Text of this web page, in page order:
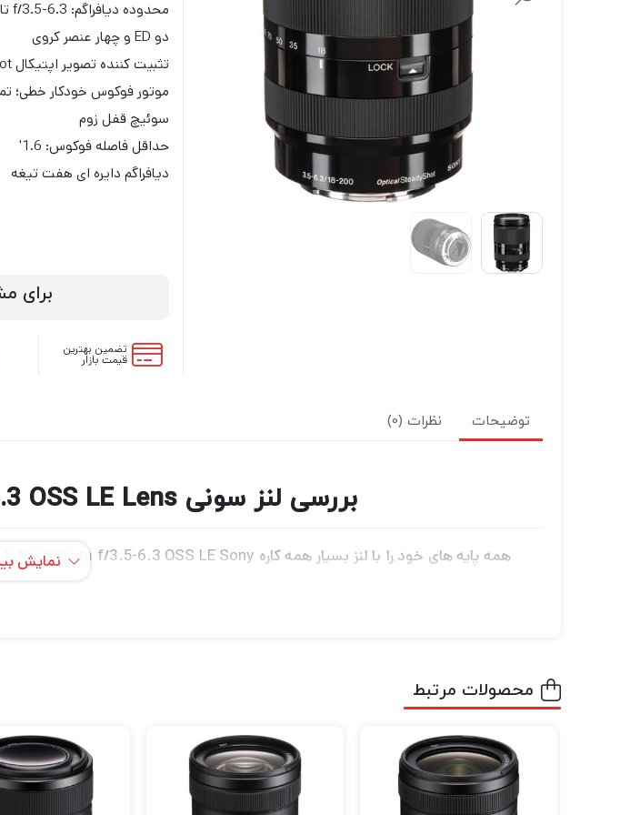
لنز سامیانگ-Samyang
لنز فوجی فیلم – FujiFilm
لنز موبایل
محدوده دیافراگم: f/3.5-6.3 تا f/22-40
دو ED و چهار عنصر کروی
تثبیت کننده تصویر اپتیکال SteadyShot
موتور فوکوس خودکار خطی؛
سوئیچ قفل زوم
حداقل فاصله فوکوس: 1.6′
دیافراگم دایره ای هفت تیغه
برای
تضمین بهترین
قیمت بازار
توضیحات نظرات (0)
بررسی لنز سونی Sony E 18-200mm f/3.5-6.3 OSS LE Lens
می کند. همچنین دارای یک سوئیچ قفل زوم بر روی بشکه لنز برای جلوگیری از خزش
ای هفت پره برای تولید بوکه صاف و گرد است.
نمایش
محصولات مرتبط